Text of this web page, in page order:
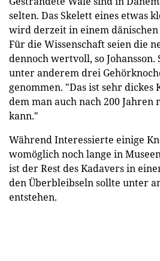
selten. Das Skelett eines etwas
wird derzeit in einem dänischen
Für die Wissenschaft seien die
dennoch wertvoll, so Johansson.
unter anderem drei
genommen. "Das ist sehr dickes
dem man auch nach 200 Jahren
kann."
Während Interessierte einige
womöglich noch lange in
ist der Rest des Kadavers in
den Überbleibseln sollte unter
entstehen.